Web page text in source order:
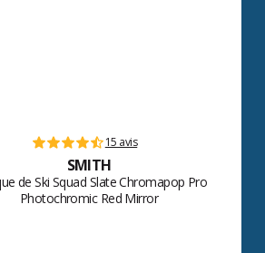
15 avis
SMITH
de Ski Squad Slate Chromapop Pro
Photochromic Red Mirror